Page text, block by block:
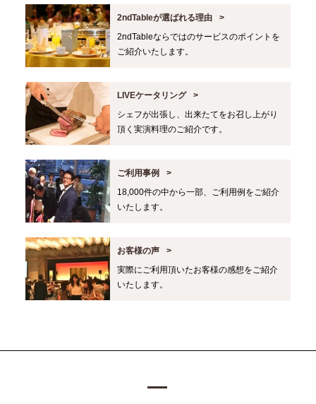
2ndTableが選ばれる理由
2ndTableならではのサービスのポイントを
ご紹介いたします。
LIVEケータリング
シェフが出張し、出来たてをお召し上がり
頂く実演料理のご紹介です。
ご利用事例
18,000件の中から一部、ご利用例をご紹介
いたします。
お客様の声
実際にご利用頂いたお客様の感想をご紹介
いたします。